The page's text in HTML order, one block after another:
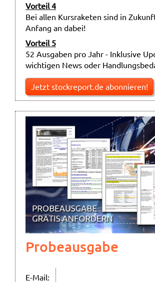
Vorteil 4
Bei allen Kursraketen sind in
Anfang an dabei!
Vorteil 5
52 Ausgaben pro Jahr - Inklusive
wichtigen News oder
Jetzt stockreport.de abonnieren!
Probeausgabe
E-Mail: